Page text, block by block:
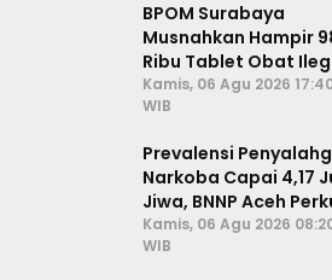
BPOM Surabaya
Musnahkan Hampir
Ribu Tablet Obat
Cegah
di Kalangan Pelajar
Kamis, 06 Agu 2026
WIB
Prevalensi
Narkoba Capai 4,17
Jiwa, BNNP Aceh
P4GN di
Kamis, 06 Agu 2026
WIB